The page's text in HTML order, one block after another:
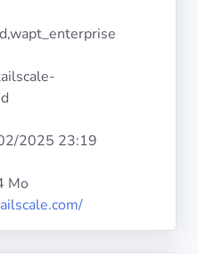
2025 23:19
Mo